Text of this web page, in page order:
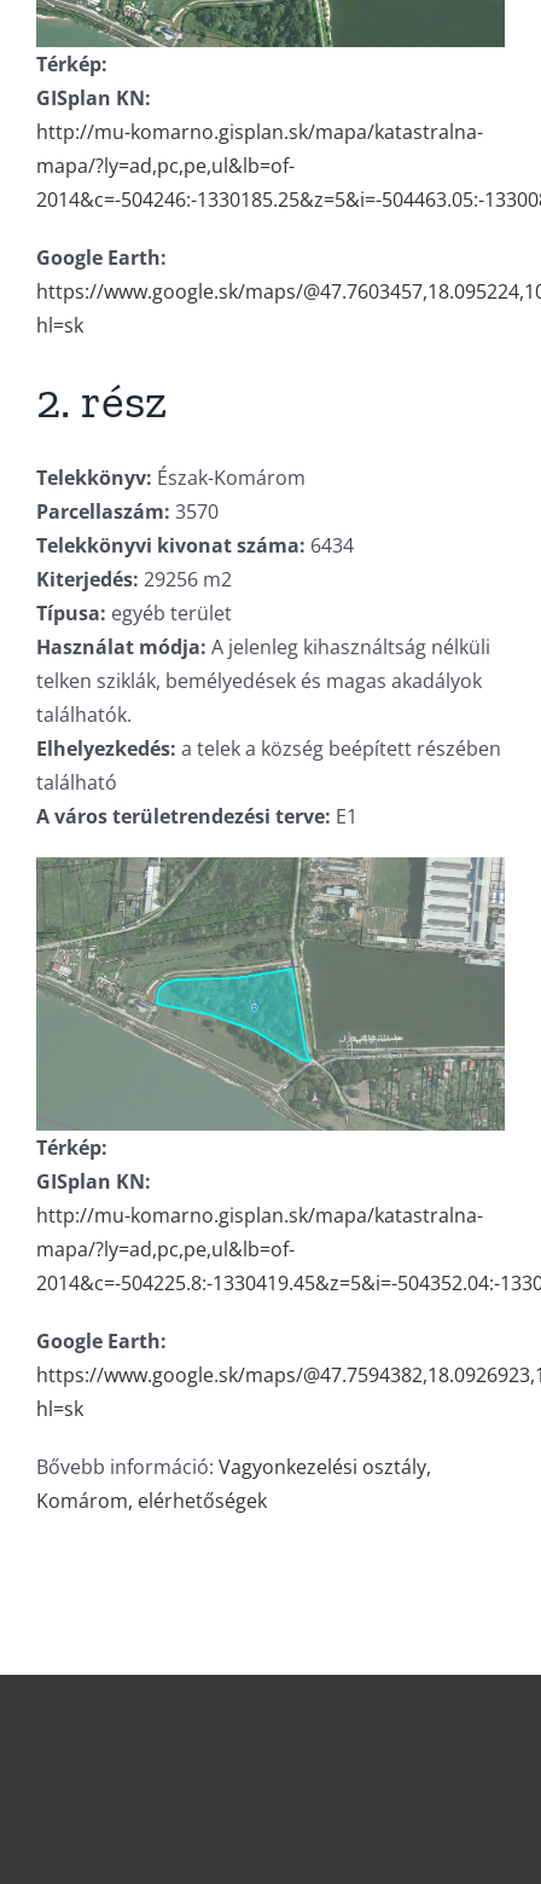
Térkép:
GISplan KN:
http://mu-komarno.gisplan.sk/mapa/katastralna-
mapa/?ly=ad,pc,pe,ul&lb=of-
2014&c=-504246:-1330185.25&z=5&i=-504463.05:-
Google Earth:
https://www.google.sk/maps/
hl=sk
2. rész
Telekkönyv: Észak-Komárom
Parcellaszám: 3570
Telekkönyvi kivonat száma: 6434
Kiterjedés: 29256 m2
Típusa: egyéb terület
Használat módja: A jelenleg kihasználtság nélküli
telken sziklák, bemélyedések és magas akadályok
találhatók.
Elhelyezkedés: a telek a község beépített részében
található
A város területrendezési terve: E1
Térkép:
GISplan KN:
http://mu-komarno.gisplan.sk/mapa/katastralna-
mapa/?ly=ad,pc,pe,ul&lb=of-
2014&c=-504225.8:-1330419.45&z=5&i=-504352.04:-
Google Earth:
https://www.google.sk/maps/
hl=sk
Bővebb információ: Vagyonkezelési osztály,
Komárom, elérhetőségek